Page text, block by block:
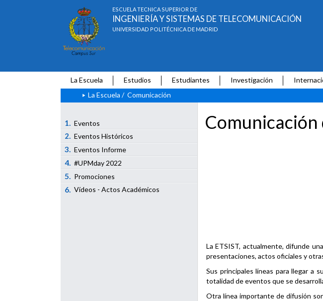
ESCUELA TÉCNICA SUPERIOR DE
INGENIERÍA Y SISTEMAS DE TELECOMUNICACIÓN
UNIVERSIDAD POLITÉCNICA DE MADRID
La Escuela Estudios Estudiantes Investigación
La Escuela / Comunicación
1. Eventos
2. Eventos Históricos
3. Eventos Informe
4. #UPMday 2022
5. Promociones
6. Vídeos - Actos Académicos
Comunicación
La ETSIST, actualmente, difunde
presentaciones, actos oficiales y
Sus principales líneas para llegar a
totalidad de eventos que se
Otra línea importante de difusión